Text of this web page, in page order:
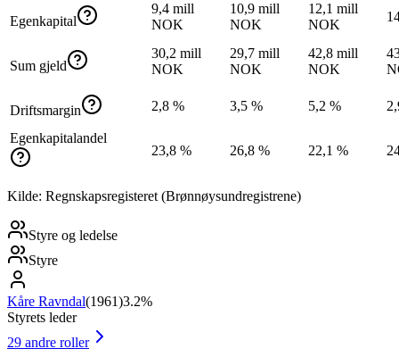
Egenkapital
9,4 mill
NOK
10,9 mill
NOK
12,1 mill
NOK
Sum gjeld
30,2 mill
NOK
29,7 mill
NOK
42,8 mill
NOK
Driftsmargin 2,8 % 3,5 % 5,2 %
Egenkapitalandel
23,8 %
26,8 % 22,1 %
Kilde: Regnskapsregisteret (Brønnøysundregistrene)
Styre og ledelse
Styre
Kåre Ravndal(1961)3.2%
Styrets leder
29 andre roller